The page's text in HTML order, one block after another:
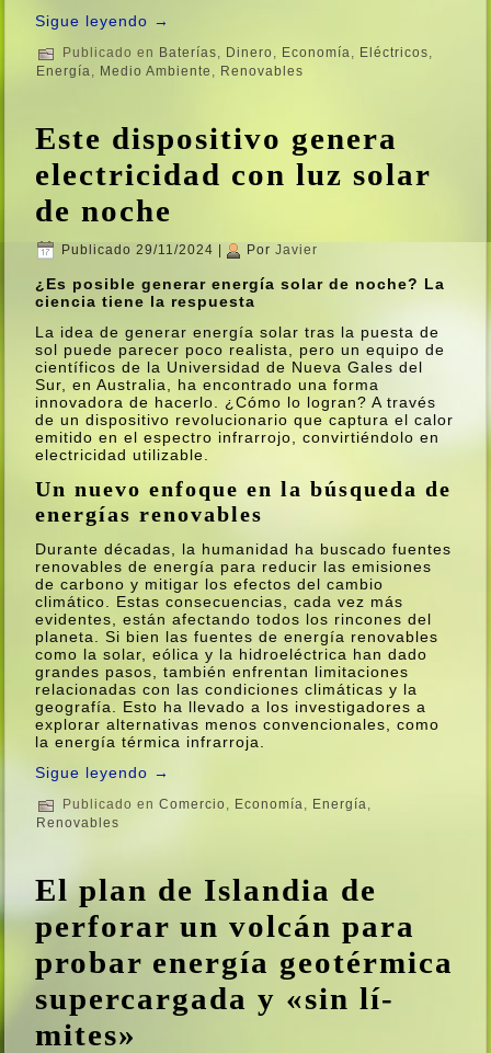
Sigue leyendo →
Publicado en Baterí­as, Dinero, Economí­a, Eléctricos,
Energí­a, Medio Ambiente , Renovables
Este dispositivo genera
electricidad con luz solar
de noche
Publicado 29/11/2024 Por Javier
¿Es posible generar energí­a solar de noche? La
ciencia tiene la respuesta
La idea de generar energí­a solar tras la puesta de
sol puede parecer poco realista, pero un equipo de
cientí­ficos de la Universidad de Nueva Gales del
Sur, en Australia, ha encontrado una forma
innovadora de hacerlo. ¿Cómo lo logran? A través
de un dispositivo revolucionario que captura el calor
emitido en el espectro infrarrojo, convirtiéndolo en
electricidad utilizable.
Un nuevo enfoque en la búsqueda de
energí­as renovables
Durante décadas, la humanidad ha buscado fuentes
renovables de energí­a para reducir las emisiones
de carbono y mitigar los efectos del cambio
climático. Estas consecuencias, cada vez más
evidentes, están afectando todos los rincones del
planeta. Si bien las fuentes de energí­a renovables
como la solar, eólica y la hidroeléctrica han dado
grandes pasos, también enfrentan limitaciones
relacionadas con las condiciones climáticas y la
geografí­a. Esto ha llevado a los investigadores a
explorar alternativas menos convencionales, como
la energí­a térmica infrarroja.
Sigue leyendo →
Publicado en Comercio, Economí­a, Energí­a,
Renovables
El plan de Islandia de
perforar un volcán para
probar energí­a geotérmica
supercargada y «sin lí­
mites»